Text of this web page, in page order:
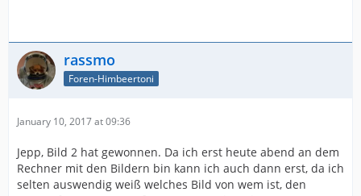
rassmo
Foren-Himbeertoni
January 10, 2017 at 09:36
Jepp, Bild 2 hat gewonnen. Da ich erst heute abend an dem
Rechner mit den Bildern bin kann ich auch dann erst, da ich
selten auswendig weiß welches Bild von wem ist, den